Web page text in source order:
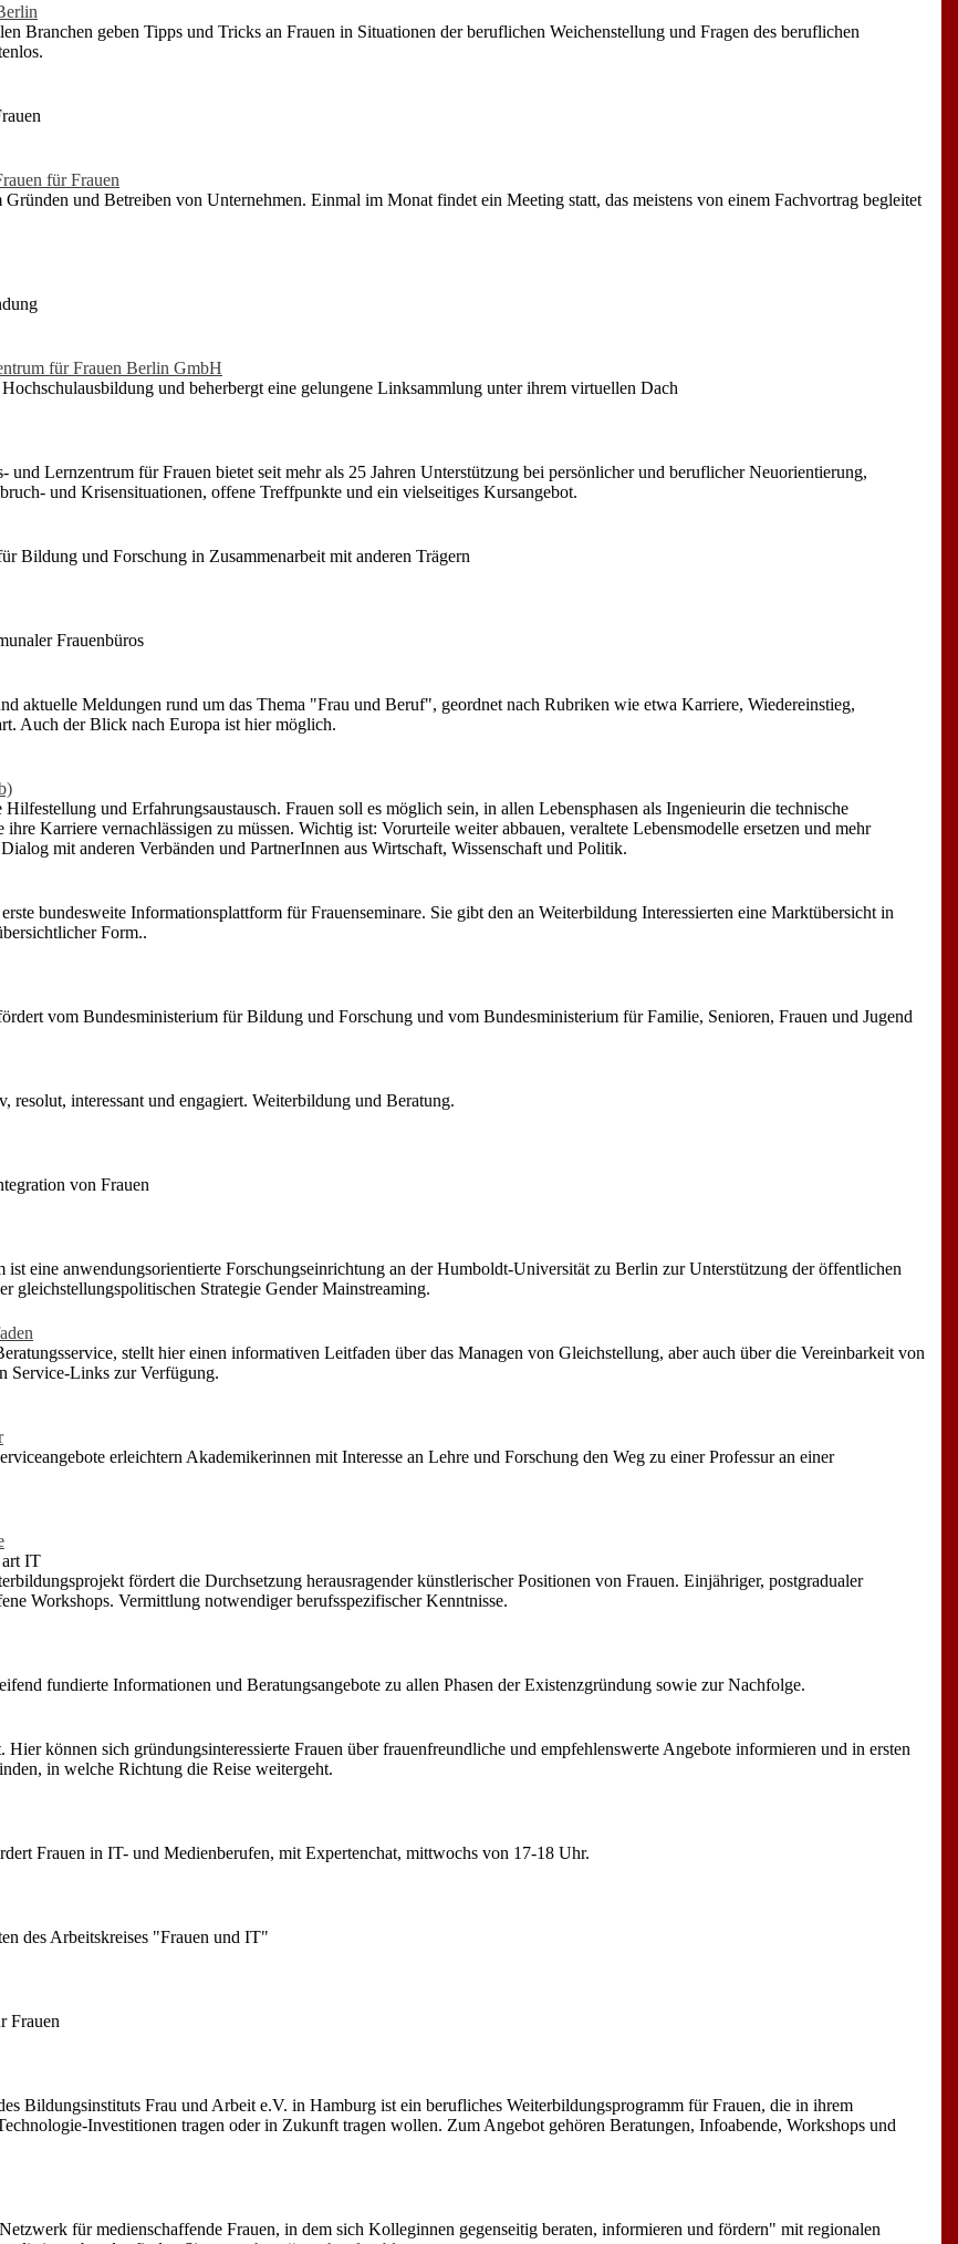
Branchen geben Tipps und Tricks an Frauen in Situationen der beruflichen Weichenstellung und Fragen des beruflichen
für Frauen
und Betreiben von Unternehmen. Einmal im Monat findet ein Meeting statt, das meistens von einem Fachvortrag begleitet
für Frauen Berlin GmbH
und beherbergt eine gelungene Linksammlung unter ihrem virtuellen Dach
und Lernzentrum für Frauen bietet seit mehr als 25 Jahren Unterstützung bei persönlicher und beruflicher Neuorientierung,
und Krisensituationen, offene Treffpunkte und ein vielseitiges Kursangebot.
Bildung und Forschung in Zusammenarbeit mit anderen Trägern
Frauenbüros
aktuelle Meldungen rund um das Thema "Frau und Beruf", geordnet nach Rubriken wie etwa Karriere, Wiedereinstieg,
Auch der Blick nach Europa ist hier möglich.
und Erfahrungsaustausch. Frauen soll es möglich sein, in allen Lebensphasen als Ingenieurin die technische
Karriere vernachlässigen zu müssen. Wichtig ist: Vorurteile weiter abbauen, veraltete Lebensmodelle ersetzen und mehr
mit anderen Verbänden und PartnerInnen aus Wirtschaft, Wissenschaft und Politik.
bundesweite Informationsplattform für Frauenseminare. Sie gibt den an Weiterbildung Interessierten eine Marktübersicht in
Form..
vom Bundesministerium für Bildung und Forschung und vom Bundesministerium für Familie, Senioren, Frauen und Jugend
resolut, interessant und engagiert. Weiterbildung und Beratung.
von Frauen
ist eine anwendungsorientierte Forschungseinrichtung an der Humboldt-Universität zu Berlin zur Unterstützung der öffentlichen
gleichstellungspolitischen Strategie Gender Mainstreaming.
stellt hier einen informativen Leitfaden über das Managen von Gleichstellung, aber auch über die Vereinbarkeit von
Service-Links zur Verfügung.
erleichtern Akademikerinnen mit Interesse an Lehre und Forschung den Weg zu einer Professur an einer
art IT
fördert die Durchsetzung herausragender künstlerischer Positionen von Frauen. Einjähriger, postgradualer
Workshops. Vermittlung notwendiger berufsspezifischer Kenntnisse.
fundierte Informationen und Beratungsangebote zu allen Phasen der Existenzgründung sowie zur Nachfolge.
können sich gründungsinteressierte Frauen über frauenfreundliche und empfehlenswerte Angebote informieren und in ersten
in welche Richtung die Reise weitergeht.
Frauen in IT- und Medienberufen, mit Expertenchat, mittwochs von 17-18 Uhr.
des Arbeitskreises "Frauen und IT"
Frauen
Bildungsinstituts Frau und Arbeit e.V. in Hamburg ist ein berufliches Weiterbildungsprogramm für Frauen, die in ihrem
Investitionen tragen oder in Zukunft tragen wollen. Zum Angebot gehören Beratungen, Infoabende, Workshops und
für medienschaffende Frauen, in dem sich Kolleginnen gegenseitig beraten, informieren und fördern" mit regionalen